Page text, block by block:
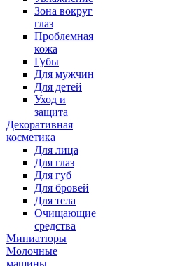
Зона вокруг
глаз
Проблемная
кожа
Губы
Для мужчин
Для детей
Уход и
защита
Декоративная
косметика
Для лица
Для глаз
Для губ
Для бровей
Для тела
Очищающие
средства
Миниатюры
Молочные
машины